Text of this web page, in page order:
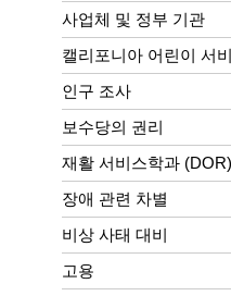
사업체 및 정부 기관
캘리포니아 어린이 서
인구 조사
보수당의 권리
재활 서비스학과 (DOR)
장애 관련 차별
비상 사태 대비
고용